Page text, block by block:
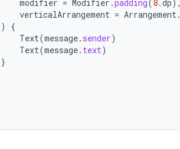
modifier = Modifier .padding(8.dp),
verticalArrangement = Arrangement.
)
{
Text(message. sender)
Text(message. text)
}